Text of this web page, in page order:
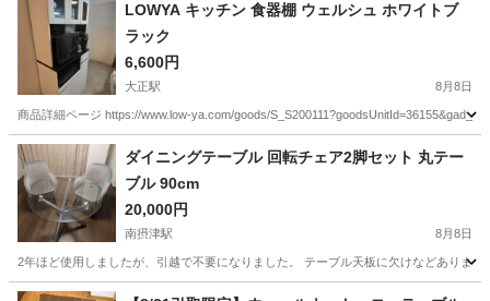
LOWYA キッチン 食器棚 ウェルシュ ホワイトブ
ラック
6,600円
大正駅 8月8日
商品詳細ページ https://www.low-ya.com/goods/
大阪 大阪市 大正駅 収納家具
ダイニングテーブル 回転チェア2脚セット 丸テー
ブル 90cm
20,000円
南摂津駅 8月8日
2年ほど使用しましたが、引越で不要になりました。 テーブル天板に欠けなどありま
大阪 摂津市 南摂津駅 ダイニングセット